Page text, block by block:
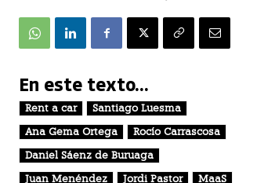
En este texto...
Rent a car
Santiago Luesma
Ana Gema Ortega
Rocío Carrascosa
Daniel Sáenz de Buruaga
Juan Menéndez
Jordi Pastor
MaaS